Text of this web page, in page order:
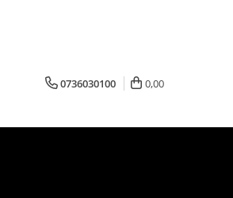
0736030100 0,00